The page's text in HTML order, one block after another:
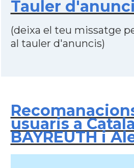
Tauler
(deixa el teu missatge
al tauler d'anuncis)
usuaris a
BAYREUTH i